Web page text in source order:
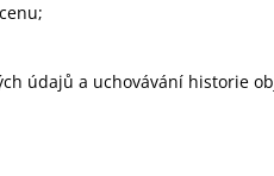
údajů a uchovávání historie